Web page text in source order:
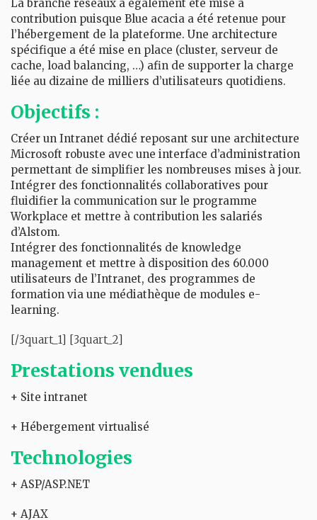
La branche réseaux a également été mise à
contribution puisque Blue acacia a été retenue pour
l’hébergement de la plateforme. Une architecture
spécifique a été mise en place (cluster, serveur de
cache, load balancing, …) afin de supporter la charge
liée au dizaine de milliers d’utilisateurs quotidiens.
Objectifs :
Créer un Intranet dédié reposant sur une architecture
Microsoft robuste avec une interface d’administration
permettant de simplifier les nombreuses mises à jour.
Intégrer des fonctionnalités collaboratives pour
fluidifier la communication sur le programme
Workplace et mettre à contribution les salariés
d’Alstom.
Intégrer des fonctionnalités de knowledge
management et mettre à disposition des 60.000
utilisateurs de l’Intranet, des programmes de
formation via une médiathèque de modules e-
learning.
[/3quart_1] [3quart_2]
Prestations vendues
+ Site intranet
+ Hébergement virtualisé
Technologies
+ ASP/ASP.NET
+ AJAX